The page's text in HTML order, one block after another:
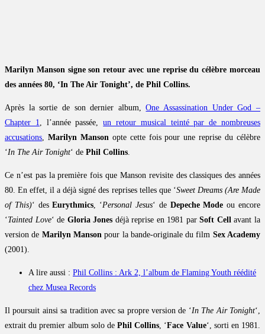
Marilyn Manson signe son retour avec une reprise du célèbre morceau
des années 80, ‘In The Air Tonight’, de Phil Collins.
Après la sortie de son dernier album,One Assassination Under God –
Chapter 1, l’année passée,un retour musical teinté par de nombreuses
accusations, Marilyn Mansonopte cette fois pour une reprise du célèbre
‘In The Air Tonight‘ de Phil Collins.
Ce n’est pas la première fois que Manson revisite des classiques des années
80. En effet, il a déjà signé des reprises telles que ‘Sweet Dreams (Are Made
of This)‘ desEurythmics, ‘Personal Jesus‘ de Depeche Mode ou encore
‘Tainted Love‘ de Gloria Jones déjà reprise en 1981 parSoft Cellavant la
version de Marilyn Mansonpour la bande-originale du film Sex Academy
(2001).
A lire aussi : Phil Collins : Ark 2, l’album de Flaming Youth réédité
chez Musea Records
Il poursuit ainsi sa tradition avec sa propre version de ‘In The Air Tonight‘,
extrait du premier album solo de Phil Collins, ‘Face Value‘, sorti en 1981.